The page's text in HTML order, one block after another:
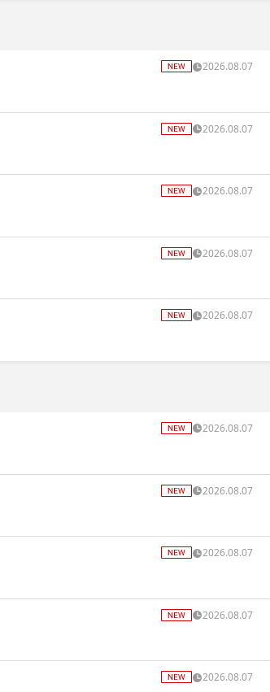
2026.08.07
2026.08.07
2026.08.07
2026.08.07
2026.08.07
2026.08.07
2026.08.07
2026.08.07
2026.08.07
2026.08.07